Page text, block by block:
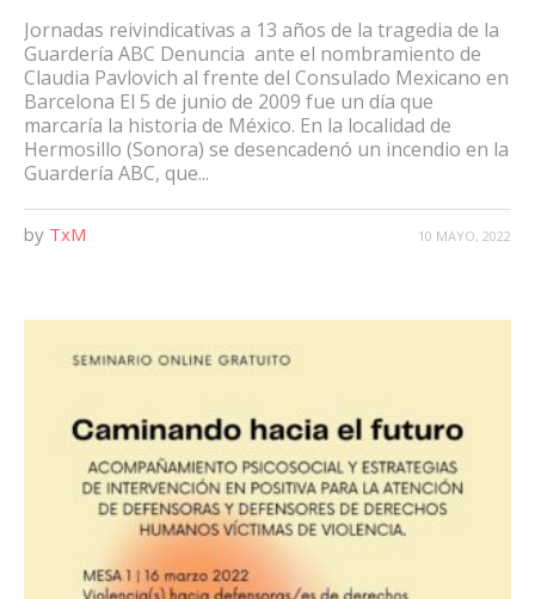
Jornadas reivindicativas a 13 años de la tragedia de la
Guardería ABC Denuncia ante el nombramiento de
Claudia Pavlovich al frente del Consulado Mexicano en
Barcelona El 5 de junio de 2009 fue un día que
marcaría la historia de México. En la localidad de
Hermosillo (Sonora) se desencadenó un incendio en la
Guardería ABC, que...
10 MAYO, 2022
by TxM